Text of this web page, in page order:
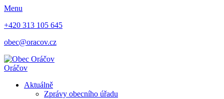
Menu
+420 313 105 645
obec@oracov.cz
Oráčov
Aktuálně
Zprávy obecního úřadu